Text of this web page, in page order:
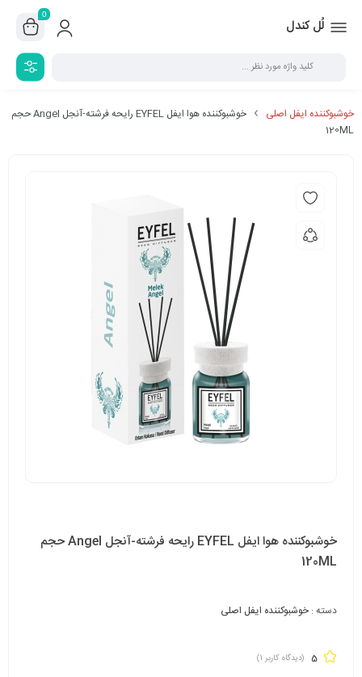
لُل کندل
0
خوشبوکننده ایفل اصلی
خوشبوکننده هوا ایفل EYFEL رایحه فرشته-آنجل Angel حجم
120ML
خوشبوکننده هوا ایفل EYFEL رایحه فرشته-آنجل Angel حجم
120ML
دسته : خوشبوکننده ایفل اصلی
5 (دیدگاه کاربر 1
)